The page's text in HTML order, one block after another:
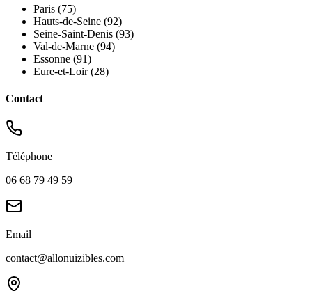
Paris (75)
Hauts-de-Seine (92)
Seine-Saint-Denis (93)
Val-de-Marne (94)
Essonne (91)
Eure-et-Loir (28)
Contact
Téléphone
06 68 79 49 59
Email
contact@allonuizibles.com